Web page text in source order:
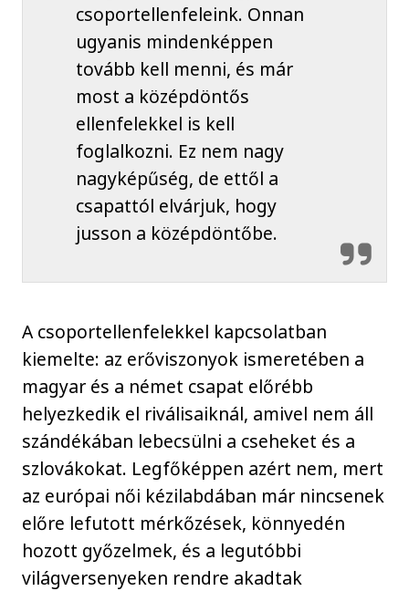
csoportellenfeleink. Onnan
ugyanis mindenképpen
tovább kell menni, és már
most a középdöntős
ellenfelekkel is kell
foglalkozni. Ez nem nagy
nagyképűség, de ettől a
csapattól elvárjuk, hogy
jusson a középdöntőbe.
A csoportellenfelekkel kapcsolatban
kiemelte: az erőviszonyok ismeretében a
magyar és a német csapat előrébb
helyezkedik el riválisaiknál, amivel nem áll
szándékában lebecsülni a cseheket és a
szlovákokat. Legfőképpen azért nem, mert
az európai női kézilabdában már nincsenek
előre lefutott mérkőzések, könnyedén
hozott győzelmek, és a legutóbbi
világversenyeken rendre akadtak